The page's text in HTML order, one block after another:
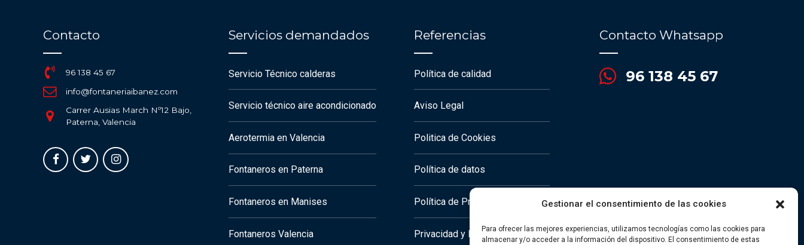
Gestionar el consentimiento de las cookies
Para ofrecer las mejores experiencias, utilizamos tecnologías como las cookies para
almacenar y/o acceder a la información del dispositivo. El consentimiento de estas
Contacto
96 138 45 67
info@fontaneriaibanez.com
Carrer Ausias March Nº12 Bajo,
Paterna, Valencia
Servicios demandados
Servicio Técnico calderas
Servicio técnico aire acondicionado
Aerotermia en Valencia
Fontaneros en Paterna
Fontaneros en Manises
Fontaneros Valencia
Referencias
Política de calidad
Aviso Legal
Politica de Cookies
Política de datos
Política de Privacidad
Privacidad y Política de Cookies
Contacto Whatsapp
96 138 45 67